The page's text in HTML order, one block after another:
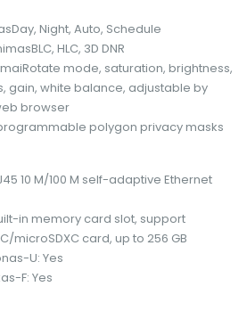
Day, Night, Auto, Schedule
BLC, HLC, 3D DNR
Rotate mode, saturation, brightness,
gain, white balance, adjustable by
browser
polygon privacy masks
10 M/100 M self-adaptive Ethernet
in memory card slot, support
microSDXC card, up to 256 GB
-U: Yes
-F: Yes